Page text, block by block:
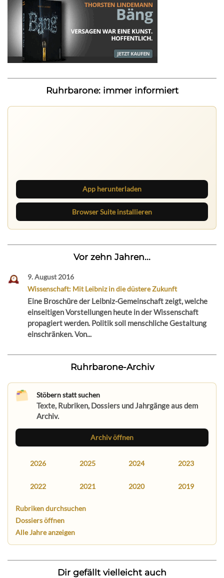
Ruhrbarone: immer informiert
App herunterladen
Browser Suite installieren
Vor zehn Jahren...
9. August 2016
Wissenschaft: Mit Leibniz in die düstere Zukunft
Eine Broschüre der Leibniz-Gemeinschaft zeigt, welche
einseitigen Vorstellungen heute in der Wissenschaft
propagiert werden. Politik soll menschliche Gestaltung
einschränken. Von...
Ruhrbarone-Archiv
Stöbern statt suchen
Texte, Rubriken, Dossiers und Jahrgänge aus dem
Archiv.
Archiv öffnen
2026 2025 2024 2023
2022 2021 2020 2019
Rubriken durchsuchen
Dossiers öffnen
Alle Jahre anzeigen
Dir gefällt vielleicht auch